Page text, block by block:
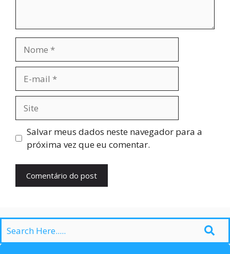
mail
Salvar meus dados neste navegador para a
próxima vez que eu comentar.